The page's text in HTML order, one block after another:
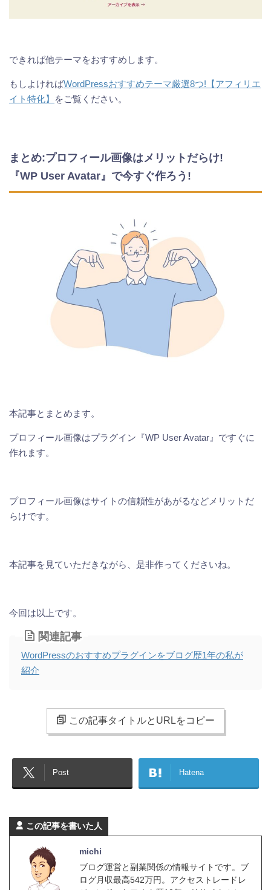
できれば他テーマをおすすめします。
もしよければWordPressおすすめテーマ厳選8つ!【アフィリエ
イト特化】
をご覧ください。
まとめ:プロフィール画像はメリットだらけ!
『WP User Avatar』で今すぐ作ろう!
本記事とまとめます。
プロフィール画像はプラグイン『WP User Avatar』ですぐに
作れます。
プロフィール画像はサイトの信頼性があがるなどメリットだ
らけです。
本記事を見ていただきながら、是非作ってくださいね。
今回は以上です。
関連記事
WordPressのおすすめプラグインをブログ歴1年の私が
紹介
この記事タイトルとURLをコピー
Post Hatena
この記事を書いた人
michi
ブログ運営と副業関係の情報サイトです。ブ
ログ月収最高542万円。アクセストレードレ